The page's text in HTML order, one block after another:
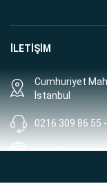
İLETİŞİM
Cumhuriyet
İstanbul
0216 309 86 55